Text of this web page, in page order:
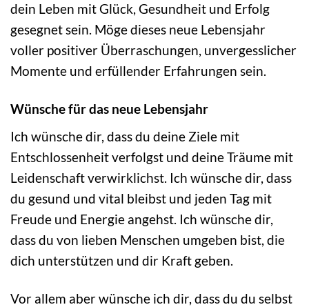
dein Leben mit Glück, Gesundheit und Erfolg
gesegnet sein. Möge dieses neue Lebensjahr
voller positiver Überraschungen, unvergesslicher
Momente und erfüllender Erfahrungen sein.
Wünsche für das neue Lebensjahr
Ich wünsche dir, dass du deine Ziele mit
Entschlossenheit verfolgst und deine Träume mit
Leidenschaft verwirklichst. Ich wünsche dir, dass
du gesund und vital bleibst und jeden Tag mit
Freude und Energie angehst. Ich wünsche dir,
dass du von lieben Menschen umgeben bist, die
dich unterstützen und dir Kraft geben.
Vor allem aber wünsche ich dir, dass du du selbst